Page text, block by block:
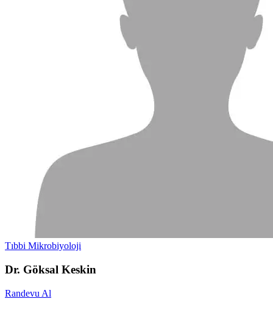
Tıbbi Mikrobiyoloji
Dr. Göksal Keskin
Randevu Al